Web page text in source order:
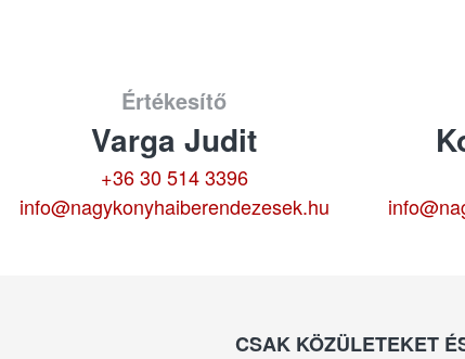
Értékesítő
Varga Judit
+36 30 514 3396
info@nagykonyhaiberendezesek.hu
CSAK KÖZÜLETEKET